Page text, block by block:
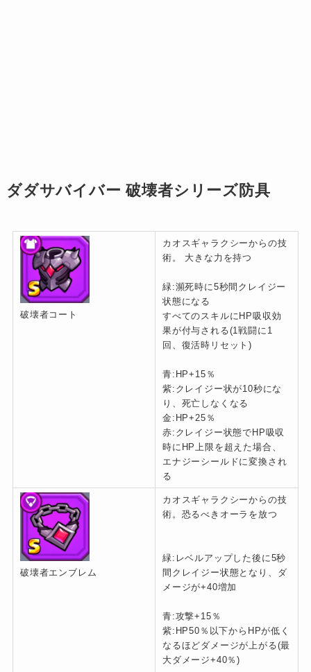
ダダサバイバー 破壊者シリーズ防具
破壊者コート
カオスギャラクシーからの技
術。 大きな力を持つ
緑:瀕死時に5秒間クレイジー
状態になる
すべてのスキルにHP吸収効
果が付与される(1戦闘に1
回、復活時リセット)
青:HP+15％
紫:クレイジー状が10秒にな
り、死亡しなくなる
金:HP+25％
赤:クレイジー状態でHP吸収
時にHP上限を超えた場合、
エナジーシールドに変換され
る
破壊者エンブレム
カオスギャラクシーからの技
術。恐るべきオーラを放つ
緑:レベルアップした後に5秒
間クレイジー状態となり、ダ
メージが+40増加
青:攻撃+15％
紫:HP50％以下からHPが低く
なるほどダメージが上がる(最
大ダメージ+40％)